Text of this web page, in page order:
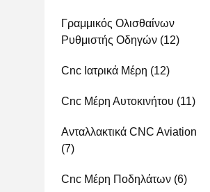
Γραμμικός Ολισθαίνων
Ρυθμιστής Οδηγών (12)
Cnc Ιατρικά Μέρη (12)
Cnc Μέρη Αυτοκινήτου (11)
Ανταλλακτικά CNC Aviation
(7)
Cnc Μέρη Ποδηλάτων (6)